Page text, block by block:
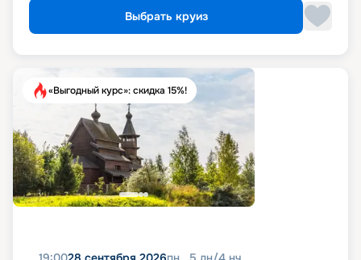
Выбрать круиз
«Выгодный курс»: скидка 15%!